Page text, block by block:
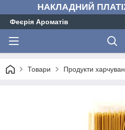
НАКЛАДНИЙ
Феєрія Ароматів
Товари Продукти